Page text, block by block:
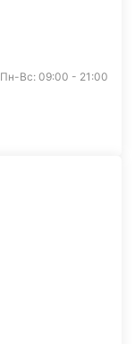
Пн-Вс: 09:00 - 21:00